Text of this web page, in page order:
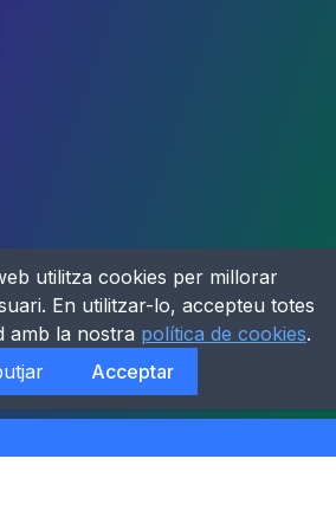
utilitza cookies per millorar
En utilitzar-lo, accepteu totes
amb la nostra política de cookies.
Acceptar